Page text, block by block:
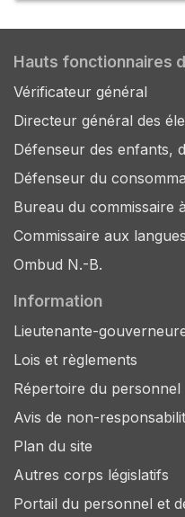
Hauts fonctionnaires
Vérificateur général
Directeur général des
Défenseur des enfants,
Défenseur du
Bureau du commissaire
Commissaire aux
Ombud N.-B.
Information
Lieutenante-
Lois et règlements
Répertoire du personnel
Avis de non-
Plan du site
Autres corps législatifs
Portail du personnel et